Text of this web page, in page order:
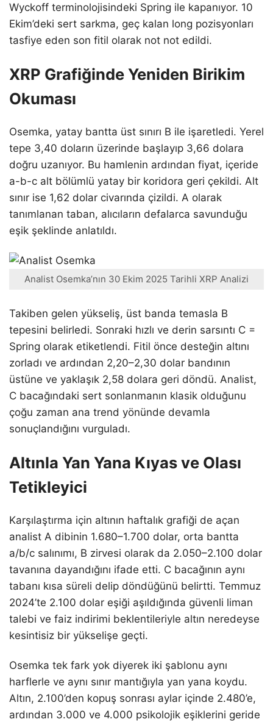
Wyckoff terminolojisindeki Spring ile kapanıyor. 10
Ekim’deki sert sarkma, geç kalan long pozisyonları
tasfiye eden son fitil olarak not not edildi.
XRP Grafiğinde Yeniden Birikim
Okuması
Osemka, yatay bantta üst sınırı B ile işaretledi. Yerel
tepe 3,40 doların üzerinde başlayıp 3,66 dolara
doğru uzanıyor. Bu hamlenin ardından fiyat, içeride
a-b-c alt bölümlü yatay bir koridora geri çekildi. Alt
sınır ise 1,62 dolar civarında çizildi. A olarak
tanımlanan taban, alıcıların defalarca savunduğu
eşik şeklinde anlatıldı.
Analist Osemka’nın 30 Ekim 2025 Tarihli XRP Analizi
Takiben gelen yükseliş, üst banda temasla B
tepesini belirledi. Sonraki hızlı ve derin sarsıntı C =
Spring olarak etiketlendi. Fitil önce desteğin altını
zorladı ve ardından 2,20–2,30 dolar bandının
üstüne ve yaklaşık 2,58 dolara geri döndü. Analist,
C bacağındaki sert sonlanmanın klasik olduğunu
çoğu zaman ana trend yönünde devamla
sonuçlandığını vurguladı.
Altınla Yan Yana Kıyas ve Olası
Tetikleyici
Karşılaştırma için altının haftalık grafiği de açan
analist A dibinin 1.680–1.700 dolar, orta bantta
a/b/c salınımı, B zirvesi olarak da 2.050–2.100 dolar
tavanına dayandığını ifade etti. C bacağının aynı
tabanı kısa süreli delip döndüğünü belirtti. Temmuz
2024’te 2.100 dolar eşiği aşıldığında güvenli liman
talebi ve faiz indirimi beklentileriyle altın neredeyse
kesintisiz bir yükselişe geçti.
Osemka tek fark yok diyerek iki şablonu aynı
harflerle ve aynı sınır mantığıyla yan yana koydu.
Altın, 2.100’den kopuş sonrası aylar içinde 2.480’e,
ardından 3.000 ve 4.000 psikolojik eşiklerini geride